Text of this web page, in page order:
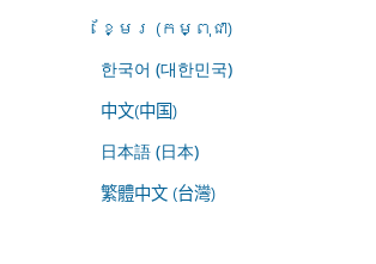
ខ្មែរ (កម្ពុជា)
한국어 (대한민국)
中文(中国)
日本語 (日本)
繁體中文 (台灣)